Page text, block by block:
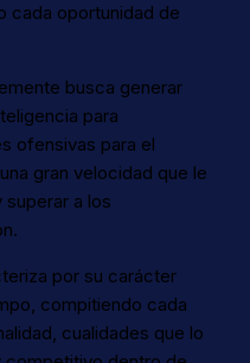
cada oportunidad de
busca generar
para
ofensivas para el
gran velocidad que le
a los
por su carácter
compitiendo cada
cualidades que lo